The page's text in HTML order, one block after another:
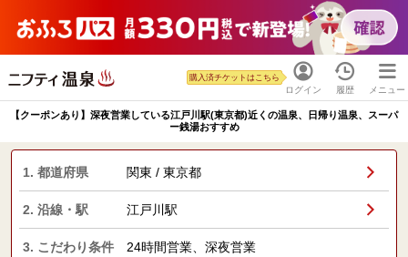
ログイン
購入済チケットはこちら
履歴 メニュー
【クーポンあり】深夜営業している江戸川駅(東京都)近くの温泉、日帰り温泉、スーパ
ー銭湯おすすめ
1. 都道府県 関東 / 東京都
2. 沿線・駅 江戸川駅
3. こだわり条件 24時間営業、深夜営業